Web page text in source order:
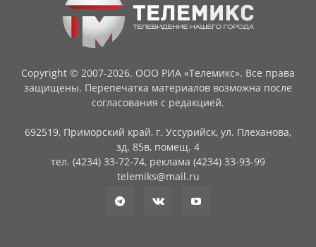
Copyright © 2007-2026. ООО РИА «Телемикс». Все права
защищены. Перепечатка материалов возможна после
согласования с редакцией.
692519, Приморский край, г. Уссурийск, ул. Плеханова,
зд. 85в, помещ. 4
тел. (4234) 33-72-74, реклама (4234) 33-93-99
telemiks@mail.ru